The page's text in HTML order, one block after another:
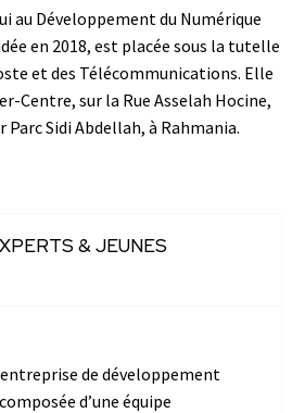
au Développement du Numérique
en 2018, est placée sous la tutelle
et des Télécommunications. Elle
Centre, sur la Rue Asselah Hocine,
Parc Sidi Abdellah, à Rahmania.
& JEUNES
entreprise de développement
d’une équipe